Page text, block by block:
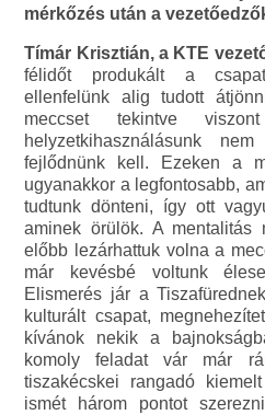
mérkőzés után a
Tímár Krisztián, a KTE
félidőt produkált a
ellenfelünk alig tudott
meccset tekintve
helyzetkihasználásunk
fejlődnünk kell. Ezeken a
ugyanakkor a legfontosabb,
tudtunk dönteni, így ott
aminek örülök. A
előbb lezárhattuk volna a
már kevésbé voltunk
Elismerés jár a
kulturált csapat,
kívánok nekik a
komoly feladat vár már
tiszakécskei rangadó
ismét három pontot